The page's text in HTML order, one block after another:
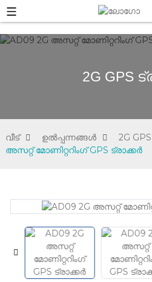
+86
+86
+86
2G GPS
വീട് ഉൽപ്പന്നങ്ങൾ 2G
അസറ്റ് മോണിറ്ററിംഗ് GPS ട്രാക്കർ